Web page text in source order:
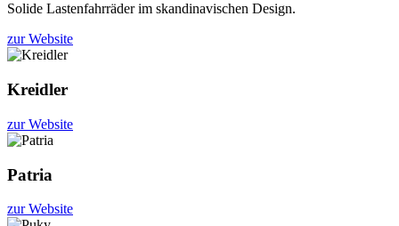
Solide Lastenfahrräder im skandinavischen Design.
zur Website
Kreidler
zur Website
Patria
zur Website